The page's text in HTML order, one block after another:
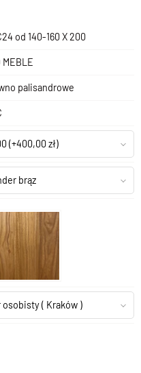
od 140-160 X 200
MEBLE
palisandrowe
(+400,00 zł)
brąz
osobisty( Kraków )